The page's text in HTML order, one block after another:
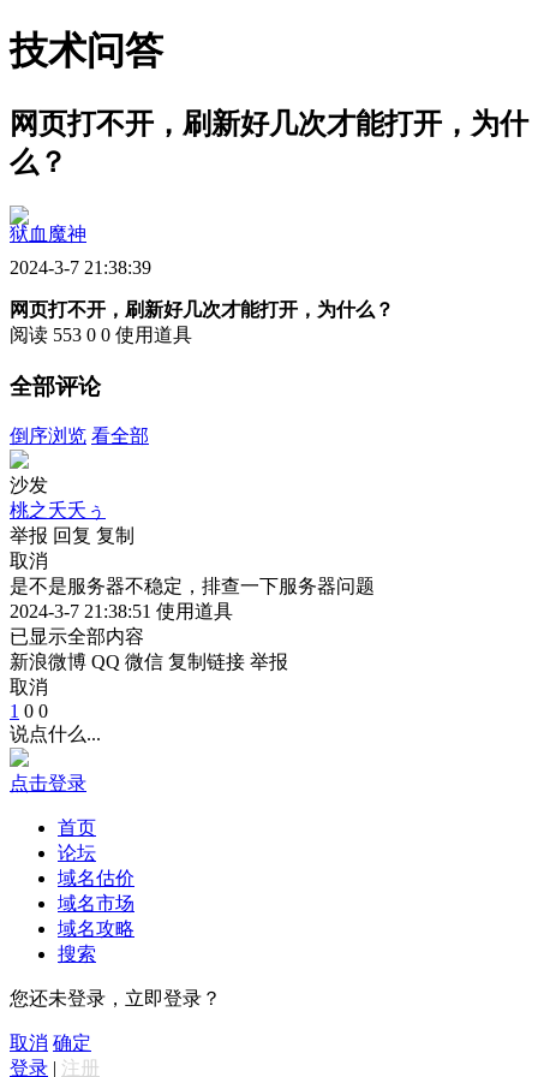
技术问答
网页打不开，刷新好几次才能打开，为什
么？
狱血魔神
2024-3-7 21:38:39
网页打不开，刷新好几次才能打开，为什么？
阅读 553 0 0 使用道具
全部评论
倒序浏览 看全部
沙发
桃之夭夭ぅ
举报 回复 复制
取消
是不是服务器不稳定，排查一下服务器问题
2024-3-7 21:38:51 使用道具
已显示全部内容
新浪微博 QQ 微信 复制链接 举报
取消
1 0 0
说点什么...
点击登录
首页
论坛
域名估价
域名市场
域名攻略
搜索
您还未登录，立即登录？
取消 确定
登录 | 注册